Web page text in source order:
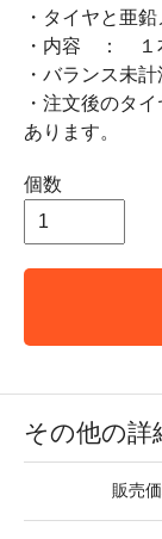
・タイヤと亜
・内容 ： １
・バランス未
・注文後のタ
あります。
個数
その他の詳
販売